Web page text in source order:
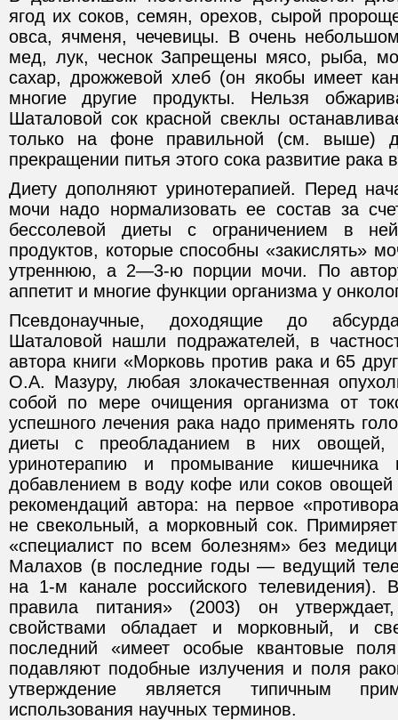
ягод их соков, семян, орехов, сырой
овса, ячменя, чечевицы. В очень
мед, лук, чеснок Запрещены мясо, рыба,
сахар, дрожжевой хлеб (он якобы имеет
многие другие продукты. Нельзя
Шаталовой сок красной свеклы
только на фоне правильной (см. выше)
прекращении питья этого сока развитие рака
Диету дополняют уринотерапией. Перед
мочи надо нормализовать ее состав за
бессолевой диеты с ограничением в
продуктов, которые способны «закислять»
утреннюю, а 2—3-ю порции мочи. По
аппетит и многие функции организма у
Псевдонаучные, доходящие до
Шаталовой нашли подражателей, в
автора книги «Морковь против рака и 65
O.A. Мазуру, любая злокачественная
собой по мере очищения организма от
успешного лечения рака надо применять
диеты с преобладанием в них овощей,
уринотерапию и промывание кишечника
добавлением в воду кофе или соков овощей
рекомендаций автора: на первое
не свекольный, а морковный сок.
«специалист по всем болезням» без
Малахов (в последние годы — ведущий
на 1-м канале российского телевидения).
правила питания» (2003) он
свойствами обладает и морковный, и
последний «имеет особые квантовые
подавляют подобные излучения и поля
утверждение является типичным
использования научных терминов.